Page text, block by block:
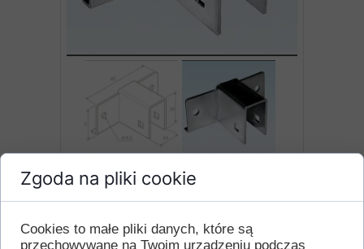
Łącznik skrzyni łóżka – solidne i
trwałe połączenie dla
Zgoda na pliki cookie
Cookies to małe pliki danych, które są
przechowywane na Twoim urządzeniu podczas